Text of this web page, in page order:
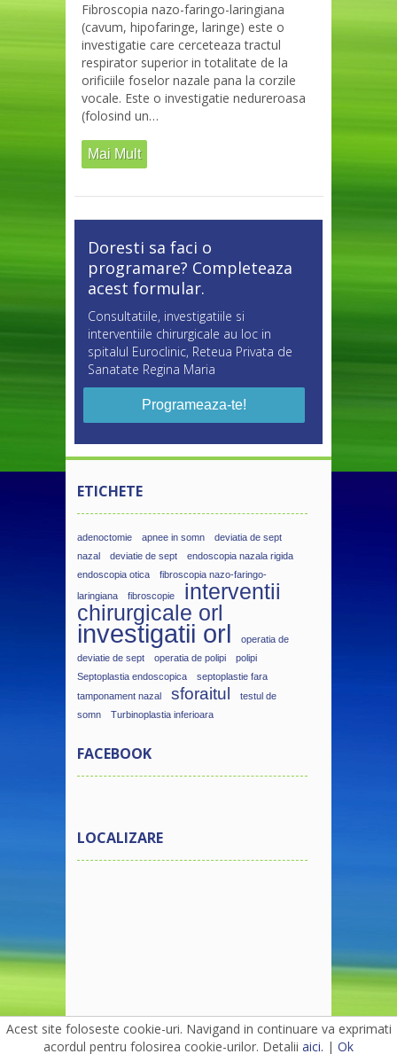
Fibroscopia nazo-faringo-laringiana
(cavum, hipofaringe, laringe) este o
investigatie care cerceteaza tractul
respirator superior in totalitate de la
orificiile foselor nazale pana la corzile
vocale. Este o investigatie nedureroasa
(folosind un…
Mai Mult
Doresti sa faci o
programare? Completeaza
acest formular.
Consultatiile, investigatiile si
interventiile chirurgicale au loc in
spitalul Euroclinic, Reteua Privata de
Sanatate Regina Maria
Programeaza-te!
ETICHETE
adenoctomie apnee in somn
deviatia de sept
nazal
deviatie de sept
endoscopia nazala rigida
endoscopia otica
fibroscopia nazo-faringo-
laringiana
fibroscopie
interventii
chirurgicale orl
investigatii orl
operatia de
deviatie de sept
operatia de polipi
polipi
Septoplastia endoscopica
septoplastie fara
tamponament nazal
sforaitul
testul de
somn
Turbinoplastia inferioara
FACEBOOK
LOCALIZARE
Acest site foloseste cookie-uri. Navigand in continuare va exprimati
acordul pentru folosirea cookie-urilor. Detalii aici. | Ok
© Copyright 2016 - Medic Chirurg ORL Razvan Filip